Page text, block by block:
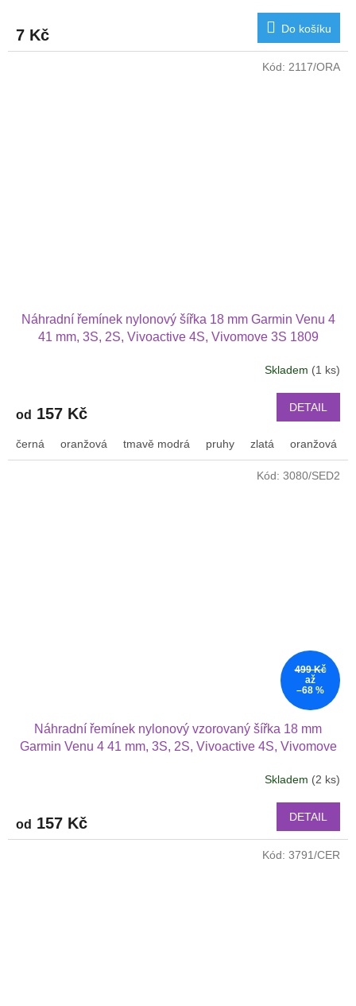
7 Kč Do košíku
Náhradní řemínek nylonový šířka 18 mm Garmin Venu 4
41 mm, 3S, 2S, Vivoactive 4S, Vivomove 3S 1809
Skladem (1 ks)
od 157 Kč DETAIL
černá oranžová tmavě modrá pruhy zlatá oranžová s
Kód: 2117/ORA
499 Kč
až
–68 %
Náhradní řemínek nylonový vzorovaný šířka 18 mm
Garmin Venu 4 41 mm, 3S, 2S, Vivoactive 4S, Vivomove
je
3,5
Skladem (2 ks)
od 157 Kč DETAIL
Kód: 3080/SED2
Kód: 3791/CER